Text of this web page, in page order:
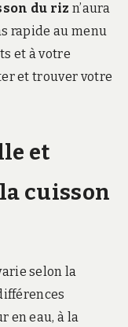
du riz n’aura
rapide au menu
et à votre
et trouver votre
et
cuisson
selon la
en eau, à la